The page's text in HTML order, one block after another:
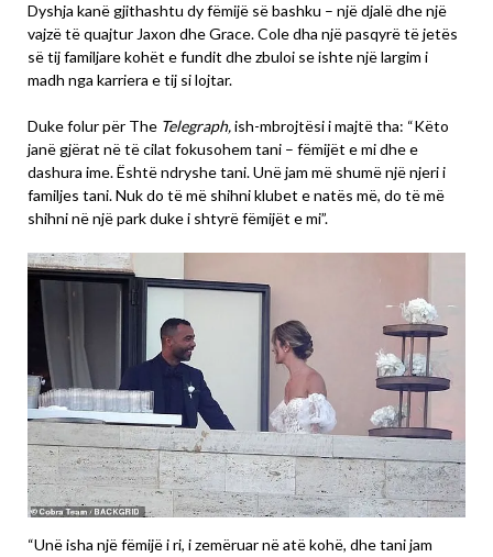
Dyshja kanë gjithashtu dy fëmijë së bashku – një djalë dhe një
vajzë të quajtur Jaxon dhe Grace. Cole dha një pasqyrë të jetës
së tij familjare kohët e fundit dhe zbuloi se ishte një largim i
madh nga karriera e tij si lojtar.
Duke folur për The Telegraph,ish-mbrojtësi i majtë tha: “Këto
janë gjërat në të cilat fokusohem tani – fëmijët e mi dhe e
dashura ime. Është ndryshe tani. Unë jam më shumë një njeri i
familjes tani. Nuk do të më shihni klubet e natës më, do të më
shihni në një park duke i shtyrë fëmijët e mi”.
“Unë isha një fëmijë i ri, i zemëruar në atë kohë, dhe tani jam